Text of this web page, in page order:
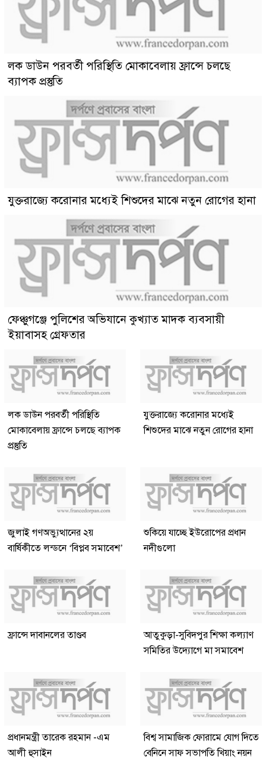
লক ডাউন পরবর্তী পরিস্থিতি মোকাবেলায় ফ্রান্সে চলছে
ব্যাপক প্রস্তুতি
যুক্তরাজ্যে করোনার মধ্যেই শিশুদের মাঝে নতুন রোগের হানা
ফেঞ্চুগঞ্জে পুলিশের অভিযানে কুখ্যাত মাদক ব্যবসায়ী
ইয়াবাসহ গ্রেফতার
লক ডাউন পরবর্তী পরিস্থিতি
মোকাবেলায় ফ্রান্সে চলছে ব্যাপক
প্রস্তুতি
যুক্তরাজ্যে করোনার মধ্যেই
শিশুদের মাঝে নতুন রোগের হানা
জুলাই গণঅভ্যুত্থানের ২য়
বার্ষিকীতে লন্ডনে ‘বিপ্লব সমাবেশ’
শুকিয়ে যাচ্ছে ইউরোপের প্রধান
নদীগুলো
ফ্রান্সে দাবানলের তাণ্ডব
আতুকুড়া-সুবিদপুর শিক্ষা কল্যাণ
সমিতির উদ্যোগে মা সমাবেশ
প্রধানমন্ত্রী তারেক রহমান -এম
আলী হুসাইন
বিশ্ব সামাজিক ফোরামে যোগ দিতে
বেনিনে সাফ সভাপতি খিয়াং নয়ন